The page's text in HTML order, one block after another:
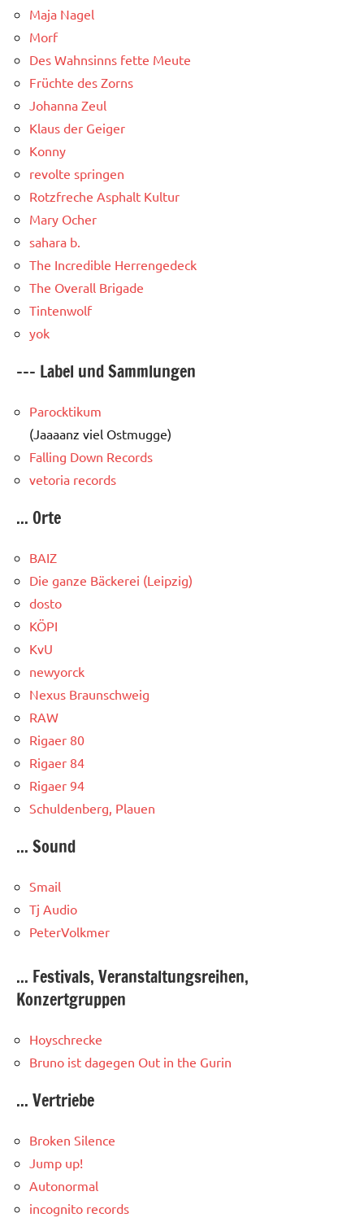
Maja Nagel
Morf
Des Wahnsinns fette Meute
Früchte des Zorns
Johanna Zeul
Klaus der Geiger
Konny
revolte springen
Rotzfreche Asphalt Kultur
Mary Ocher
sahara b.
The Incredible Herrengedeck
The Overall Brigade
Tintenwolf
yok
--- Label und Sammlungen
Parocktikum
(Jaaaanz viel Ostmugge)
Falling Down Records
vetoria records
... Orte
BAIZ
Die ganze Bäckerei (Leipzig)
dosto
KÖPI
KvU
newyorck
Nexus Braunschweig
RAW
Rigaer 80
Rigaer 84
Rigaer 94
Schuldenberg, Plauen
... Sound
Smail
Tj Audio
PeterVolkmer
... Festivals, Veranstaltungsreihen,
Konzertgruppen
Hoyschrecke
Bruno ist dagegen Out in the Gurin
... Vertriebe
Broken Silence
Jump up!
Autonormal
incognito records